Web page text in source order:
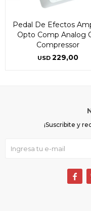
Pedal De Efectos
Opto Comp Analog
Compressor
USD 229,00
¡Suscribite y
